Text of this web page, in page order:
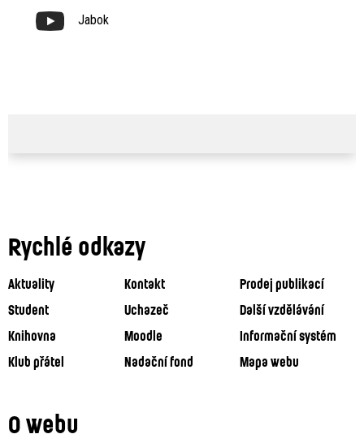
Jabok
Rychlé odkazy
Aktuality Kontakt
Prodej publikací
Student
Uchazeč
Další vzdělávání
Knihovna
Moodle
Informační systém
Klub přátel
Nadační fond Mapa webu
O webu